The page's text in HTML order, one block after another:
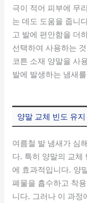
극이 적어 피부에 무
는 데도 도움을 줍니
고 발에 편안함을 더
선택하여 사용하는
코튼 소재 양말을 사
발에 발생하는 냄새
양말 교체 빈도 유지
여름철 발 냄새가 심
다. 특히 양말의 교체
에 효과적입니다. 양
폐물을 흡수하고 착
니다. 그러나 이 과정